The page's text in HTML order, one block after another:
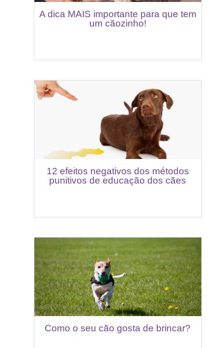
A dica MAIS importante para que tem
um cãozinho!
12 efeitos negativos dos métodos
punitivos de educação dos cães
Como o seu cão gosta de brincar?